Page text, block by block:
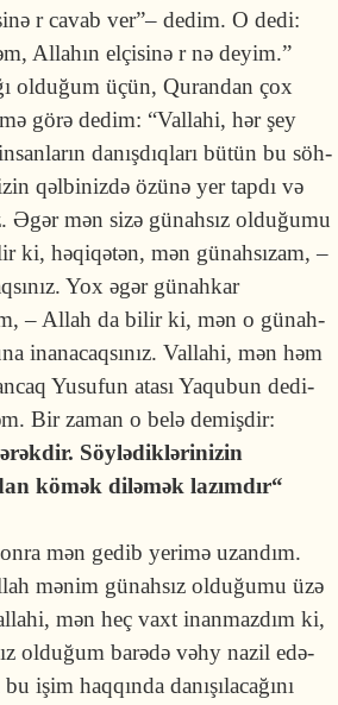
r cavab ver”– dedim. O dedi:
Allahın elçisinə r nə deyim.”
olduğum üçün, Qurandan çox
görə dedim: “Val­lahi, hər şey
danışdıq­ları bütün bu söh­
qəlbinizdə özünə yer tapdı və
Əgər mən sizə günahsız olduğumu
ki, həqiqə­tən, mən gü­nahsı­zam, –
Yox əgər günahkar
– Allah da bilir ki, mən o günah­
inana­caq­sı­nız. Vallahi, mən həm
Yusufun atası Yaqubun de­di­
Bir zaman o belə demişdir:
Söylədik­lərinizin
kömək diləmək lazımdır“
mən gedib yerimə uzandım.
mənim günahsız olduğumu üzə
mən heç vaxt inan­mazdım ki,
olduğum barədə vəhy na­zil edə­
işim haqqında danışılacağını